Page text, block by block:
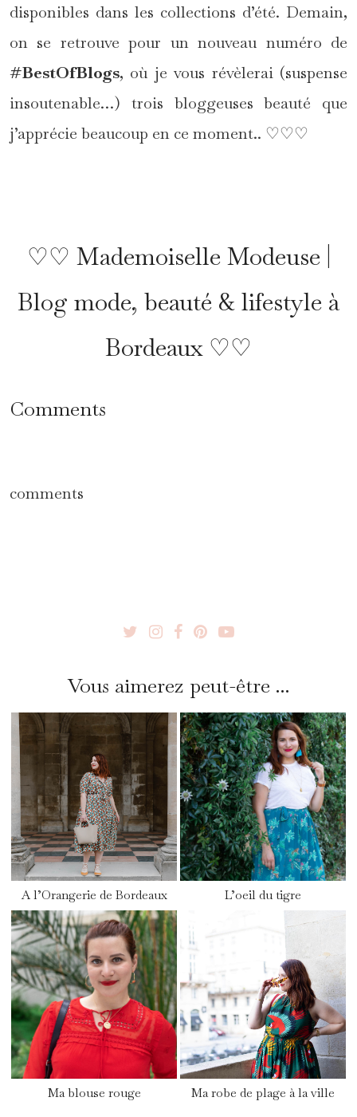
disponibles dans les collections d’été. Demain,
on se retrouve pour un nouveau numéro de
#BestOfBlogs, où je vous révèlerai (suspense
insoutenable…) trois bloggeuses beauté que
j’apprécie beaucoup en ce moment.. ♡♡♡
♡♡ Mademoiselle Modeuse |
Blog mode, beauté & lifestyle à
Bordeaux ♡♡
Comments
comments
Vous aimerez peut-être ...
A l’Orangerie de Bordeaux L’oeil du tigre
Ma blouse rouge Ma robe de plage à la ville